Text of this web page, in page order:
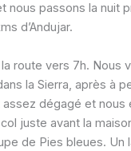
nous passons la nuit
d’Andujar.
route vers 7h. Nous
la Sierra, après à
dégagé et nous
juste avant la
de Pies bleues. Un